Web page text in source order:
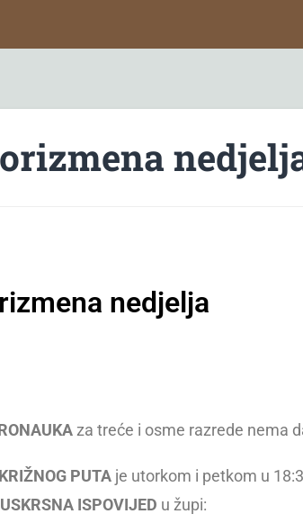
nedjelja
za treće i osme razrede nema
PUTA je utorkom i petkom u
USKRSNA ISPOVIJED u župi: